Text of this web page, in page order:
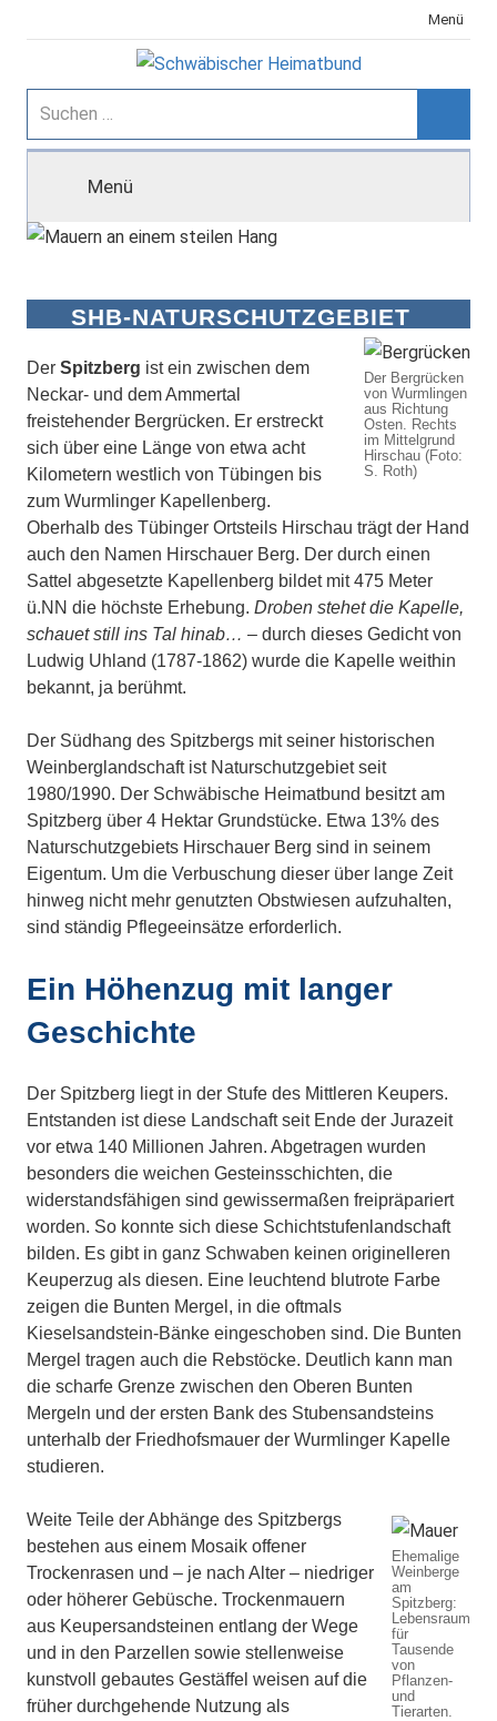
Inhalt
Menü
Schwäbischer
Heimatbund
Suchen
nach:
Menü
SHB-NATURSCHUTZGEBIET
SPITZBERG BEI TÜBINGEN
Der Bergrücken
von Wurmlingen
aus Richtung
Osten. Rechts
im Mittelgrund
Hirschau (Foto:
S. Roth)
Der Spitzberg ist ein zwischen dem
Neckar- und dem Ammertal
freistehender Bergrücken. Er erstreckt
sich über eine Länge von etwa acht
Kilometern westlich von Tübingen bis
zum Wurmlinger Kapellenberg.
Oberhalb des Tübinger Ortsteils Hirschau trägt der Hand
auch den Namen Hirschauer Berg. Der durch einen
Sattel abgesetzte Kapellenberg bildet mit 475 Meter
ü.NN die höchste Erhebung. Droben stehet die Kapelle,
schauet still ins Tal hinab… – durch dieses Gedicht von
Ludwig Uhland (1787-1862) wurde die Kapelle weithin
bekannt, ja berühmt.
Der Südhang des Spitzbergs mit seiner historischen
Weinberglandschaft ist Naturschutzgebiet seit
1980/1990. Der Schwäbische Heimatbund besitzt am
Spitzberg über 4 Hektar Grundstücke. Etwa 13% des
Naturschutzgebiets Hirschauer Berg sind in seinem
Eigentum. Um die Verbuschung dieser über lange Zeit
hinweg nicht mehr genutzten Obstwiesen aufzuhalten,
sind ständig Pflegeeinsätze erforderlich.
Ein Höhenzug mit langer
Geschichte
Der Spitzberg liegt in der Stufe des Mittleren Keupers.
Entstanden ist diese Landschaft seit Ende der Jurazeit
vor etwa 140 Millionen Jahren. Abgetragen wurden
besonders die weichen Gesteinsschichten, die
widerstandsfähigen sind gewissermaßen freipräpariert
worden. So konnte sich diese Schichtstufenlandschaft
bilden. Es gibt in ganz Schwaben keinen originelleren
Keuperzug als diesen. Eine leuchtend blutrote Farbe
zeigen die Bunten Mergel, in die oftmals
Kieselsandstein-Bänke eingeschoben sind. Die Bunten
Mergel tragen auch die Rebstöcke. Deutlich kann man
die scharfe Grenze zwischen den Oberen Bunten
Mergeln und der ersten Bank des Stubensandsteins
unterhalb der Friedhofsmauer der Wurmlinger Kapelle
studieren.
Ehemalige
Weinberge
am
Spitzberg:
Lebensraum
für
Tausende
von
Pflanzen-
und
Tierarten.
Weite Teile der Abhänge des Spitzbergs
bestehen aus einem Mosaik offener
Trockenrasen und – je nach Alter – niedriger
oder höherer Gebüsche. Trockenmauern
aus Keupersandsteinen entlang der Wege
und in den Parzellen sowie stellenweise
kunstvoll gebautes Gestäffel weisen auf die
früher durchgehende Nutzung als